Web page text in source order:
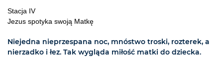
Stacja IV
Jezus spotyka swoją Matkę
Niejedna nieprzespana noc, mnóstwo troski, rozterek, a
nierzadko i łez. Tak wygląda miłość matki do dziecka.